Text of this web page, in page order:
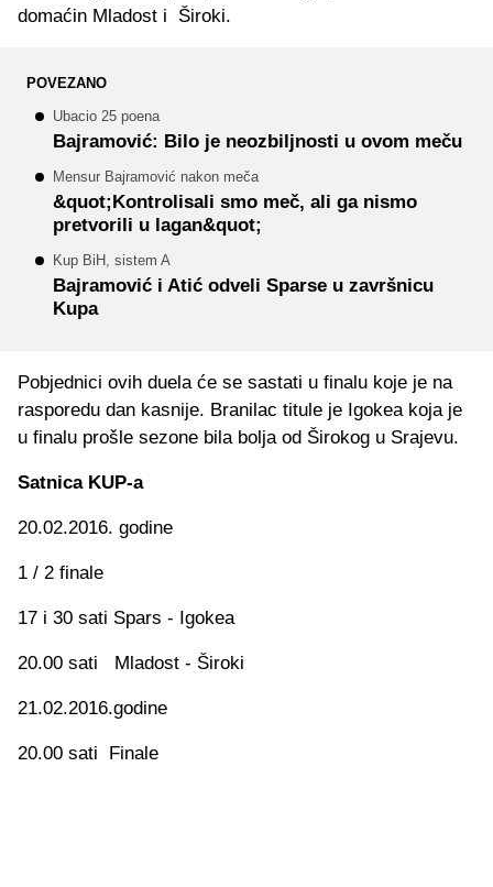
domaćin Mladost i Široki.
POVEZANO
Ubacio 25 poena
Bajramović: Bilo je neozbiljnosti u ovom meču
Mensur Bajramović nakon meča
&quot;Kontrolisali smo meč, ali ga nismo
pretvorili u lagan&quot;
Kup BiH, sistem A
Bajramović i Atić odveli Sparse u završnicu
Kupa
Pobjednici ovih duela će se sastati u finalu koje je na
rasporedu dan kasnije. Branilac titule je Igokea koja je
u finalu prošle sezone bila bolja od Širokog u Srajevu.
Satnica KUP-a
20.02.2016. godine
1 / 2 finale
17 i 30 sati Spars - Igokea
20.00 sati Mladost - Široki
21.02.2016.godine
20.00 sati Finale